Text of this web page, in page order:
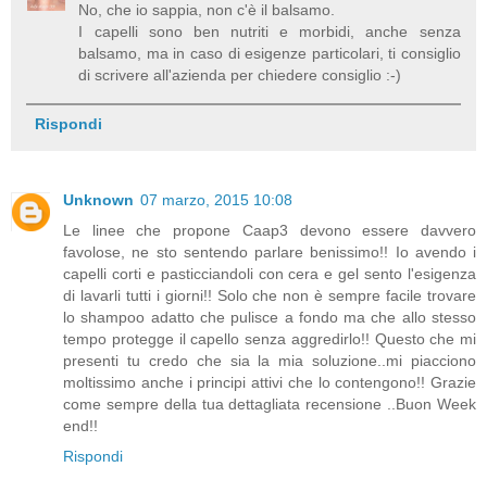
No, che io sappia, non c'è il balsamo.
I capelli sono ben nutriti e morbidi, anche senza
balsamo, ma in caso di esigenze particolari, ti consiglio
di scrivere all'azienda per chiedere consiglio :-)
Rispondi
Unknown 07 marzo, 2015 10:08
Le linee che propone Caap3 devono essere davvero
favolose, ne sto sentendo parlare benissimo!! Io avendo i
capelli corti e pasticciandoli con cera e gel sento l'esigenza
di lavarli tutti i giorni!! Solo che non è sempre facile trovare
lo shampoo adatto che pulisce a fondo ma che allo stesso
tempo protegge il capello senza aggredirlo!! Questo che mi
presenti tu credo che sia la mia soluzione..mi piacciono
moltissimo anche i principi attivi che lo contengono!! Grazie
come sempre della tua dettagliata recensione ..Buon Week
end!!
Rispondi